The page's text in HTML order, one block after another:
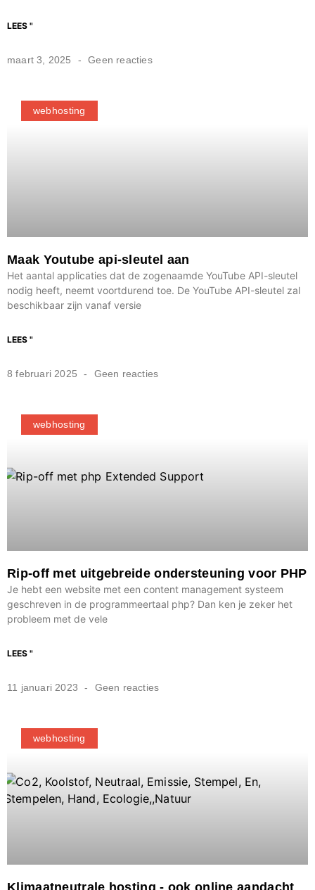
LEES "
maart 3, 2025 Geen reacties
webhosting
Maak Youtube api-sleutel aan
Het aantal applicaties dat de zogenaamde YouTube API-sleutel
nodig heeft, neemt voortdurend toe. De YouTube API-sleutel zal
beschikbaar zijn vanaf versie
LEES "
8 februari 2025 Geen reacties
webhosting
Rip-off met uitgebreide ondersteuning voor PHP
Je hebt een website met een content management systeem
geschreven in de programmeertaal php? Dan ken je zeker het
probleem met de vele
LEES "
11 januari 2023 Geen reacties
webhosting
Klimaatneutrale hosting - ook online aandacht